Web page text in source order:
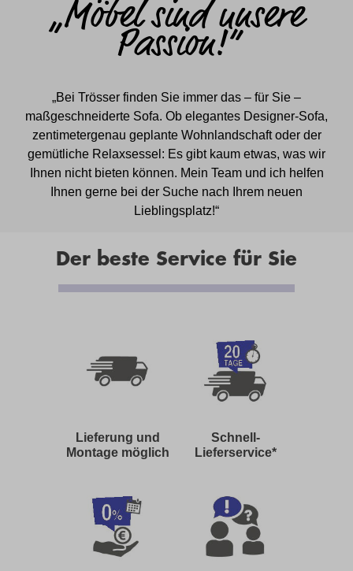
„Möbel sind unsere
Passion!“
„Bei Trösser finden Sie immer das – für Sie –
maßgeschneiderte Sofa. Ob elegantes Designer-Sofa,
zentimetergenau geplante Wohnlandschaft oder der
gemütliche Relaxsessel: Es gibt kaum etwas, was wir
Ihnen nicht bieten können. Mein Team und ich helfen
Ihnen gerne bei der Suche nach Ihrem neuen
Lieblingsplatz!“
Der beste Service für Sie
Lieferung und
Montage möglich
Schnell-
Lieferservice*